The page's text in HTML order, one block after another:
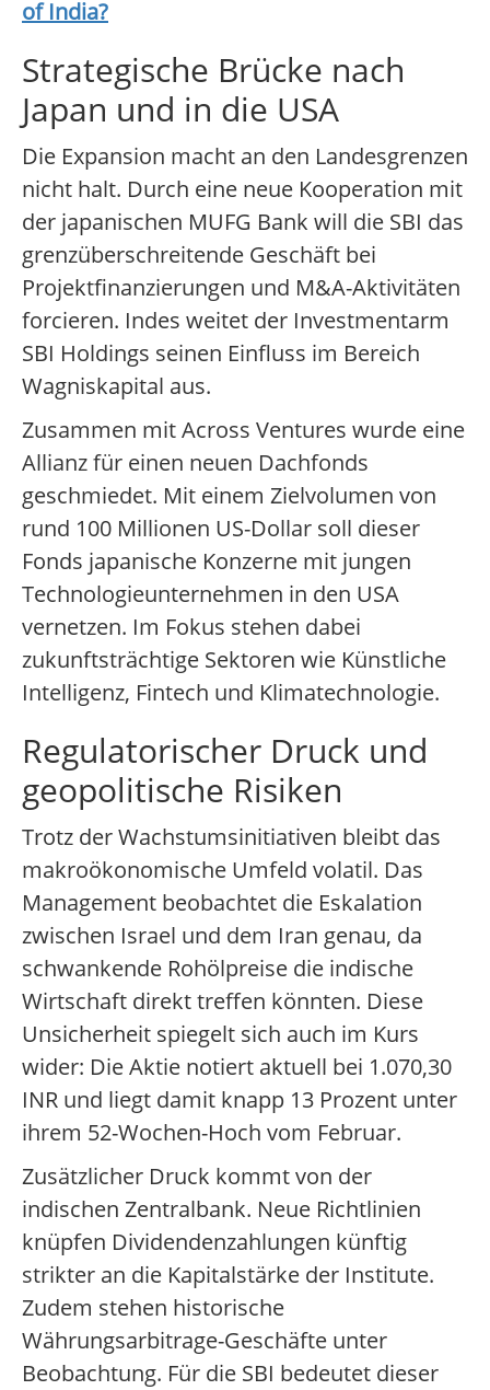
of India?
Strategische Brücke nach
Japan und in die USA
Die Expansion macht an den Landesgrenzen
nicht halt. Durch eine neue Kooperation mit
der japanischen MUFG Bank will die SBI das
grenzüberschreitende Geschäft bei
Projektfinanzierungen und M&A-Aktivitäten
forcieren. Indes weitet der Investmentarm
SBI Holdings seinen Einfluss im Bereich
Wagniskapital aus.
Zusammen mit Across Ventures wurde eine
Allianz für einen neuen Dachfonds
geschmiedet. Mit einem Zielvolumen von
rund 100 Millionen US-Dollar soll dieser
Fonds japanische Konzerne mit jungen
Technologieunternehmen in den USA
vernetzen. Im Fokus stehen dabei
zukunftsträchtige Sektoren wie Künstliche
Intelligenz, Fintech und Klimatechnologie.
Regulatorischer Druck und
geopolitische Risiken
Trotz der Wachstumsinitiativen bleibt das
makroökonomische Umfeld volatil. Das
Management beobachtet die Eskalation
zwischen Israel und dem Iran genau, da
schwankende Rohölpreise die indische
Wirtschaft direkt treffen könnten. Diese
Unsicherheit spiegelt sich auch im Kurs
wider: Die Aktie notiert aktuell bei 1.070,30
INR und liegt damit knapp 13 Prozent unter
ihrem 52-Wochen-Hoch vom Februar.
Zusätzlicher Druck kommt von der
indischen Zentralbank. Neue Richtlinien
knüpfen Dividendenzahlungen künftig
strikter an die Kapitalstärke der Institute.
Zudem stehen historische
Währungsarbitrage-Geschäfte unter
Beobachtung. Für die SBI bedeutet dieser